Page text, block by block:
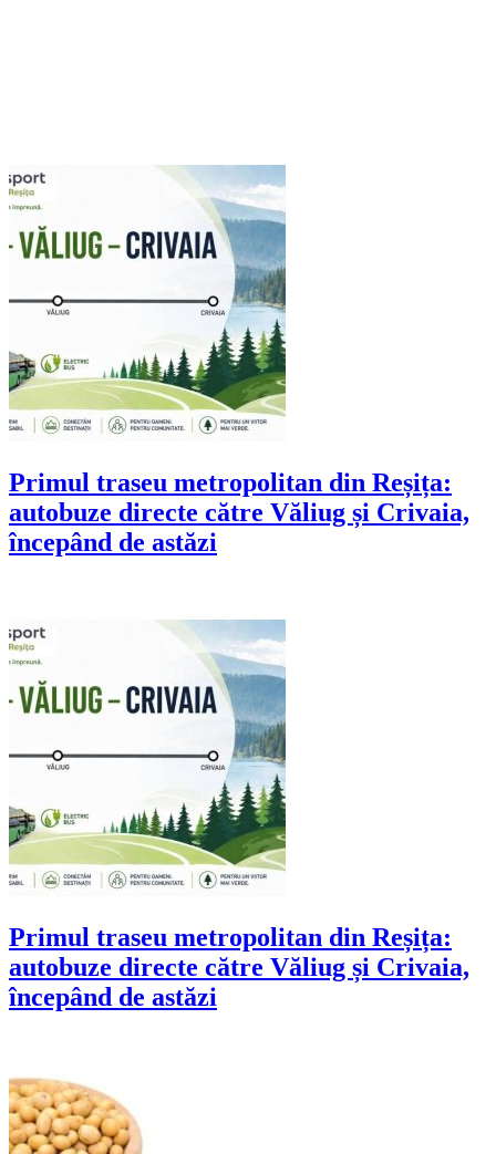
Primul traseu metropolitan din Reșița:
autobuze directe către Văliug și Crivaia,
începând de astăzi
Primul traseu metropolitan din Reșița:
autobuze directe către Văliug și Crivaia,
începând de astăzi